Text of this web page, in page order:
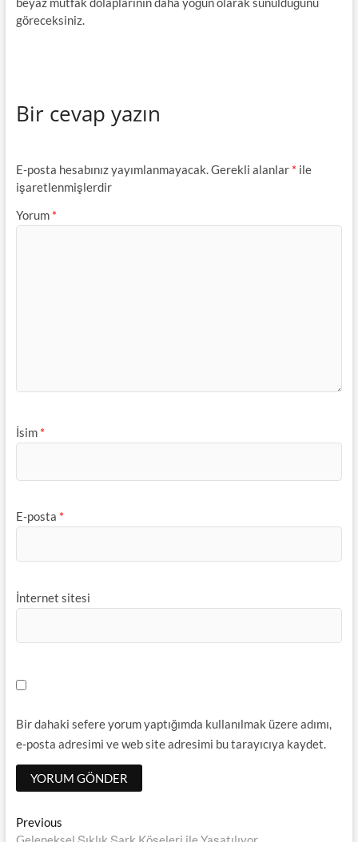
göreceksiniz.
Bir cevap yazın
E-posta hesabınız yayımlanmayacak.Gerekli alanlar * ile
işaretlenmişlerdir
Yorum *
İsim *
E-posta *
İnternet sitesi
Bir dahaki sefere yorum yaptığımda kullanılmak üzere adımı,
e-posta adresimi ve web site adresimi bu tarayıcıya kaydet.
Yazı
PreviousPrevious
post: